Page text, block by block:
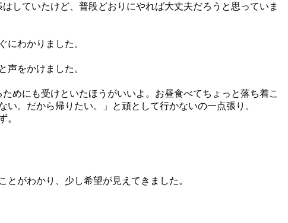
していたけど、普段どおりにやれば大丈夫だろうと思っていま
にわかりました。
声をかけました。
めにも受けといたほうがいいよ。お昼食べてちょっと落ち着こ
。だから帰りたい。」と頑として行かないの一点張り。
。
がわかり、少し希望が見えてきました。